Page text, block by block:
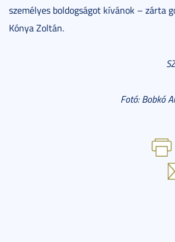
személyes boldogságot kívánok – zárta
Kónya Zoltán.
Fotó: Bobkó